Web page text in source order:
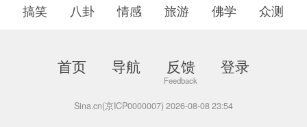
搞笑
八卦 情感 旅游 佛学 众测
首页 导航 反馈 登录
Sina.cn(京ICP0000007) 2026-08-08 23:54